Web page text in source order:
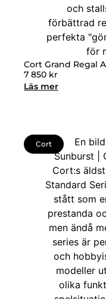
Cort Grand Regal
7 850 kr
Läs mer
Cort